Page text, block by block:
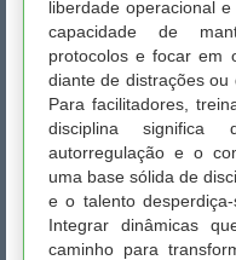
liberdade operacional
capacidade de
protocolos e focar em
diante de distrações ou
Para facilitadores,
disciplina significa
autorregulação e o
uma base sólida de
e o talento
Integrar dinâmicas
caminho para